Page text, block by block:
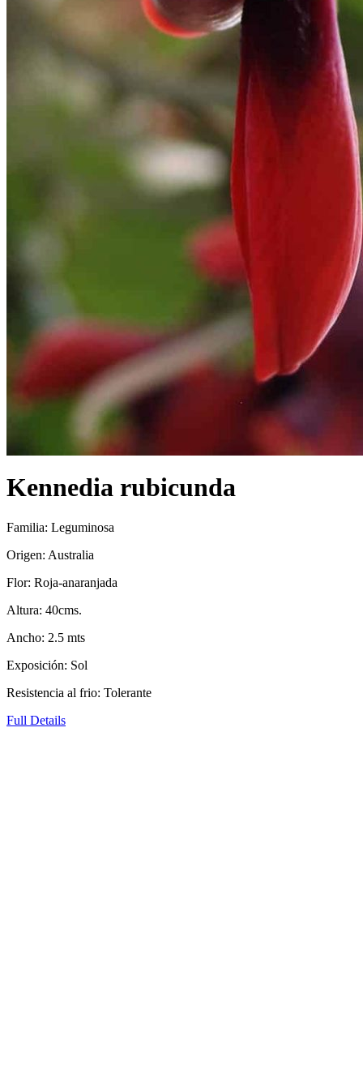
Kennedia rubicunda
Familia: Leguminosa
Origen: Australia
Flor: Roja-anaranjada
Altura: 40cms.
Ancho: 2.5 mts
Exposición: Sol
Resistencia al frio: Tolerante
Full Details